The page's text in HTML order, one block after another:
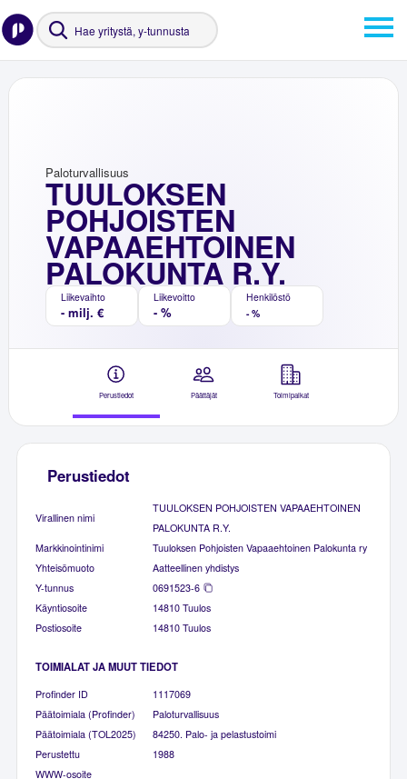
TUULOKSEN
POHJOISTEN
VAPAAEHTOINEN
PALOKUNTA R.Y.
Paloturvallisuus
Liikevaihto
- milj. €
Liikevoitto
- %
Henkilöstö
- %
Perustiedot Päättäjät Toimipaikat
Perustiedot
Virallinen nimi
TUULOKSEN POHJOISTEN VAPAAEHTOINEN
PALOKUNTA R.Y.
Markkinointinimi
Tuuloksen Pohjoisten Vapaaehtoinen Palokunta ry
Yhteisömuoto
Aatteellinen yhdistys
Y-tunnus
0691523-6
Käyntiosoite
14810 Tuulos
Postiosoite
14810 Tuulos
TOIMIALAT JA MUUT TIEDOT
Profinder ID
1117069
Päätoimiala (Profinder)
Paloturvallisuus
Päätoimiala (TOL2025)
84250. Palo- ja pelastustoimi
Perustettu
1988
WWW-osoite